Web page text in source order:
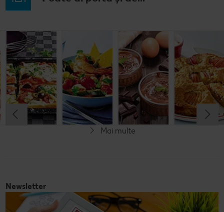
Budincă
italiană de
orez cu salată
de fructe
Cel mult 60 minute
Simplu
Clătite cu
legume și
mozzarella
Cel mult 30 minute
Simplu
Tocană
italienească
de pește
Cel mult 60 minute
Simplu
Cremă la
Cel mult 60 minute
Simplu
Mai multe
Newsletter